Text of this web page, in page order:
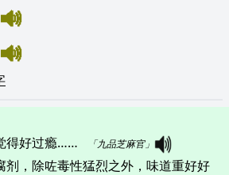
得好过瘾……
「九品芝麻官」
剂，除咗毒性猛烈之外，味道重好好